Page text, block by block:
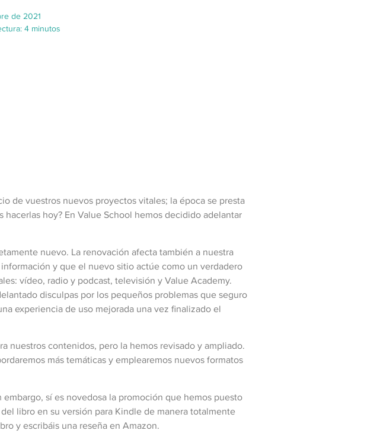
de 2021
4 minutos
de vuestros nuevos proyectos vitales; la época se presta
hoy? En Value School hemos decidido adelantar
nuevo. La renovación afecta también a nuestra
y que el nuevo sitio actúe como un verdadero
vídeo, radio y podcast, televisión y Value Academy.
disculpas por los pequeños problemas que seguro
experiencia de uso mejorada una vez finalizado el
nuestros contenidos, pero la hemos revisado y ampliado.
más temáticas y emplearemos nuevos formatos
sí es novedosa la promoción que hemos puesto
libro en su versión para Kindle de manera totalmente
y escribáis una reseña en Amazon.